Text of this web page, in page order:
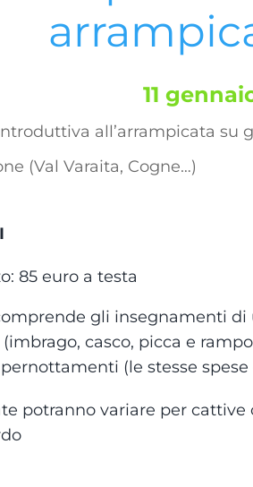
11
all’arrampicata su
(Val Varaita, Cogne…)
85 euro a testa
gli insegnamenti
casco, picca e
(le stesse
potranno variare per